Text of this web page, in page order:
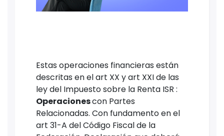
Estas operaciones financieras están
descritas en el art XX y art XXI de las
ley del Impuesto sobre la Renta ISR :
Operacionescon Partes
Relacionadas. Con fundamento en el
art 31-A del Código Fiscal de la